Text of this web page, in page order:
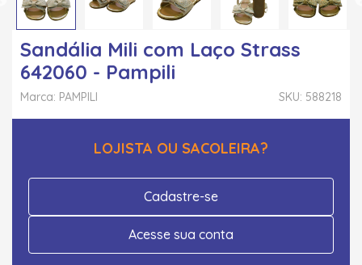
Sandália Mili com Laço Strass
642060 - Pampili
SKU: 588218
Marca: PAMPILI
LOJISTA OU SACOLEIRA?
Cadastre-se
Acesse sua conta